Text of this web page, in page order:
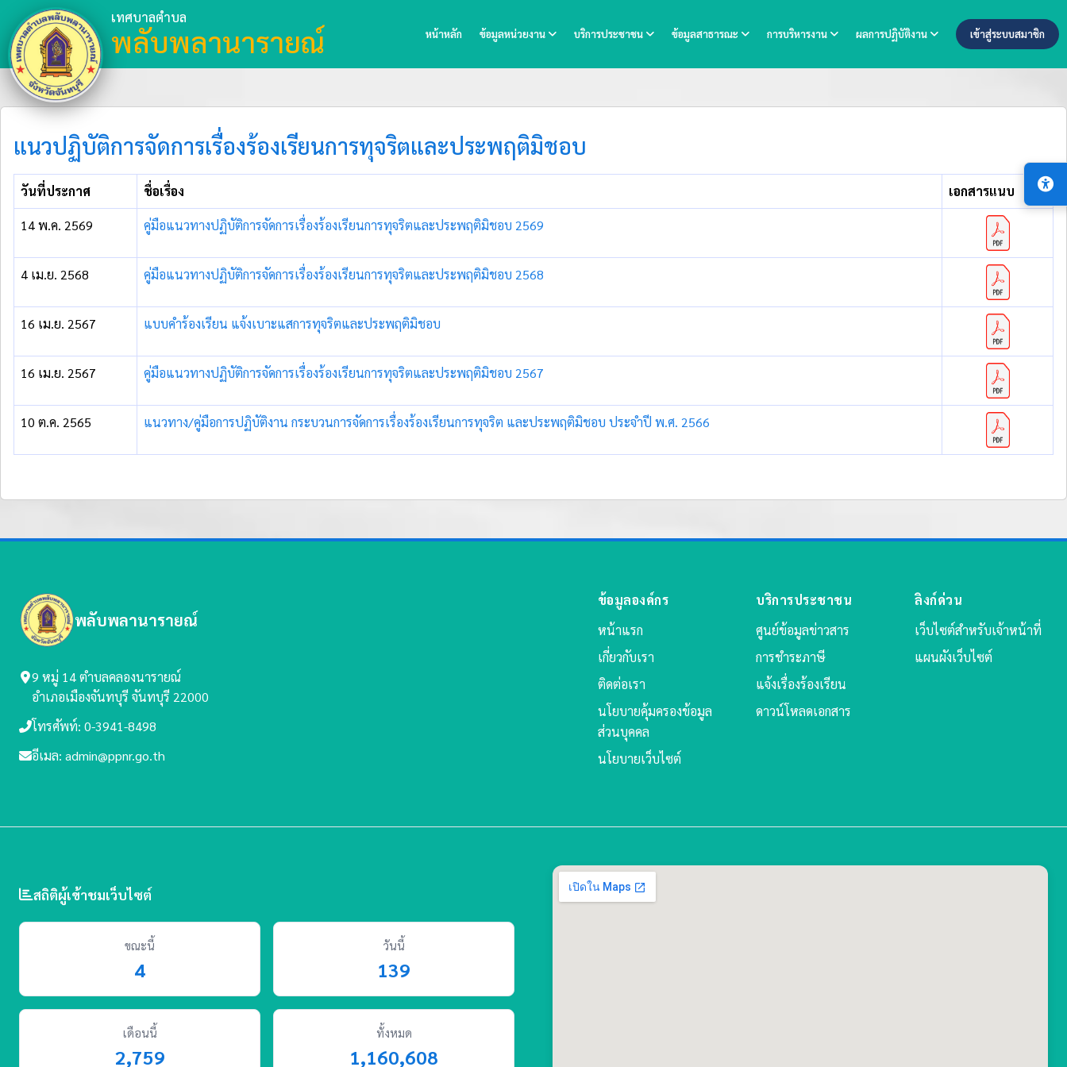
เทศบาลตำบล
พลับพลานารายณ์ หน้าหลัก ข้อมูลหน่วยงาน บริการประชาชน ข้อมูลสาธารณะ การบริหารงาน ผลการปฏิบัติงาน เข้าสู่ระบบสมาชิก
แนวปฏิบัติการจัดการเรื่องร้องเรียนการทุจริตและประพฤติมิชอบ
วันที่ประกาศ ชื่อเรื่อง เอกสารแนบ
14 พ.ค. 2569 คู่มือแนวทางปฏิบัติการจัดการเรื่องร้องเรียนการทุจริตและประพฤติมิชอบ 2569
4 เม.ย. 2568 คู่มือแนวทางปฏิบัติการจัดการเรื่องร้องเรียนการทุจริตและประพฤติมิชอบ 2568
16 เม.ย. 2567 แบบคำร้องเรียน แจ้งเบาะแสการทุจริตและประพฤติมิชอบ
16 เม.ย. 2567 คู่มือแนวทางปฏิบัติการจัดการเรื่องร้องเรียนการทุจริตและประพฤติมิชอบ 2567
10 ต.ค. 2565 แนวทาง/คู่มือการปฏิบัติงาน กระบวนการจัดการเรื่องร้องเรียนการทุจริต และประพฤติมิชอบ ประจำปี พ.ศ. 2566
พลับพลานารายณ์
9 หมู่ 14 ตำบลคลองนารายณ์
อำเภอเมืองจันทบุรี จันทบุรี 22000
โทรศัพท์: 0-3941-8498
อีเมล: admin@ppnr.go.th
ข้อมูลองค์กร
หน้าแรก
เกี่ยวกับเรา
ติดต่อเรา
นโยบายคุ้มครองข้อมูล
ส่วนบุคคล
นโยบายเว็บไซต์
บริการประชาชน
ศูนย์ข้อมูลข่าวสาร
การชำระภาษี
แจ้งเรื่องร้องเรียน
ดาวน์โหลดเอกสาร
ลิงก์ด่วน
เว็บไซต์สำหรับเจ้าหน้าที่
แผนผังเว็บไซต์
สถิติผู้เข้าชมเว็บไซต์
ขณะนี้
4
วันนี้
139
เดือนนี้
2,759
ทั้งหมด
1,160,608